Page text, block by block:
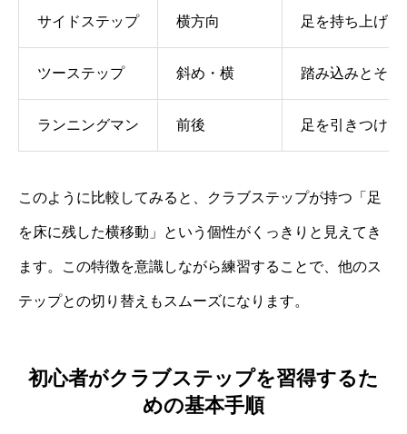
サイドステップ 横方向 足を持ち上げて
ツーステップ 斜め・横 踏み込みとそろ
ランニングマン 前後 足を引きつけて
このように比較してみると、クラブステップが持つ「足
を床に残した横移動」という個性がくっきりと見えてき
ます。この特徴を意識しながら練習することで、他のス
テップとの切り替えもスムーズになります。
初心者がクラブステップを習得するた
めの基本手順